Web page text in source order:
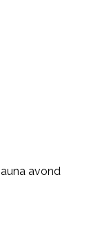
avond